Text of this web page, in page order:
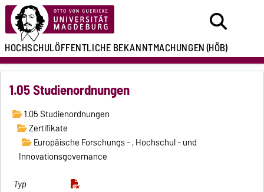
HOCHSCHULÖFFENTLICHEBEKANNTMACHUNGEN(HÖB)
1.05 Studienordnungen
1.05 Studienordnungen
Zertifikate
Europäische Forschungs - , Hochschul - und
Innovationsgovernance